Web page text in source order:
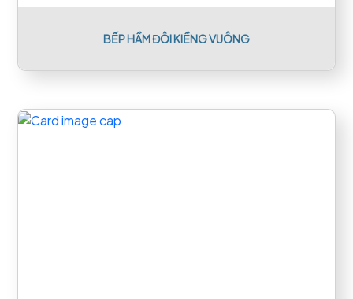
BẾP HẦM ĐÔI KIỀNG VUÔNG